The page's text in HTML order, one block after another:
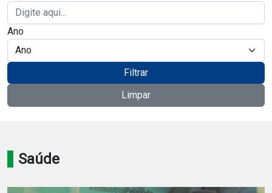
Governo
Mossoró
Carta de Serviço
PESQUISAR
Ano
Filtrar
Limpar
Saúde